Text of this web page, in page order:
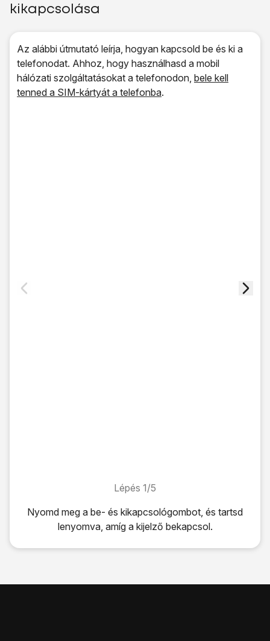
kikapcsolása
Az alábbi útmutató leírja, hogyan kapcsold be és ki a
telefonodat. Ahhoz, hogy használhasd a mobil
hálózati szolgáltatásokat a telefonodon, bele kell
tenned a SIM-kártyát a telefonba.
Lépés 1/5
Lépés 1/5
Nyomd meg a be- és kikapcsológombot, és tartsd
lenyomva, amíg a kijelző bekapcsol.
Nyomd mega be- és kikapcsológombot, és tartsd